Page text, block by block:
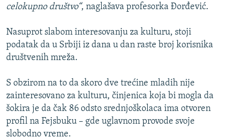
celokupno društvo“, naglašava profesorka Đorđević.
Nasuprot slabom interesovanju za kulturu, stoji
podatak da u Srbiji iz dana u dan raste broj korisnika
društvenih mreža.
S obzirom na to da skoro dve trećine mladih nije
zainteresovano za kulturu, činjenica koja bi mogla da
šokira je da čak 86 odsto srednjoškolaca ima otvoren
profil na Fejsbuku – gde uglavnom provode svoje
slobodno vreme.